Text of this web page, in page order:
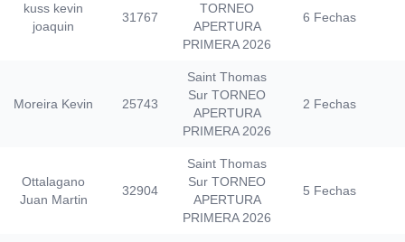
kuss kevin
joaquin
31767
TORNEO
APERTURA
PRIMERA 2026
6 Fechas
Moreira Kevin 25743
Saint Thomas
Sur TORNEO
APERTURA
PRIMERA 2026
2 Fechas
Ottalagano
Juan Martin
32904
Saint Thomas
Sur TORNEO
APERTURA
PRIMERA 2026
5 Fechas